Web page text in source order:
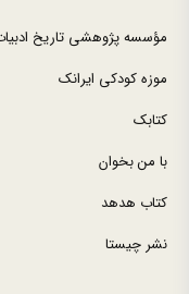
مؤسسه پژوهشی تاریخ
موزه کودکی ایرانک
کتابک
با من بخوان
کتاب هدهد
نشر چیستا